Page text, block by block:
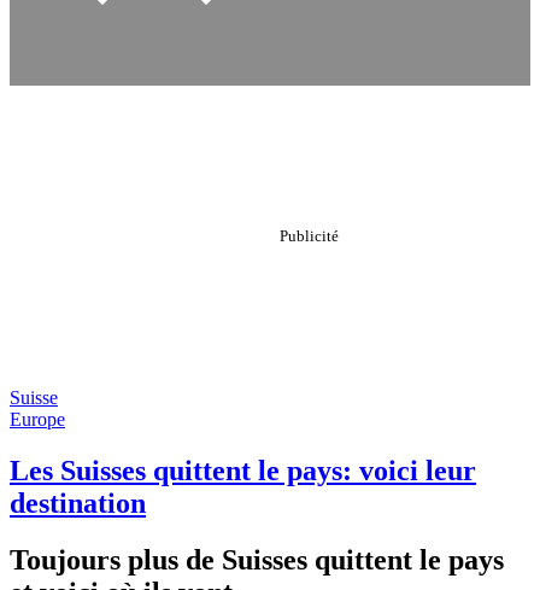
Suisse
Europe
Les Suisses quittent le pays: voici leur
destination
Toujours plus de Suisses quittent le pays